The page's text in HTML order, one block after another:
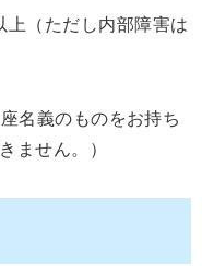
上（ただし内部障害は
名義のものをお持ち
ません。）